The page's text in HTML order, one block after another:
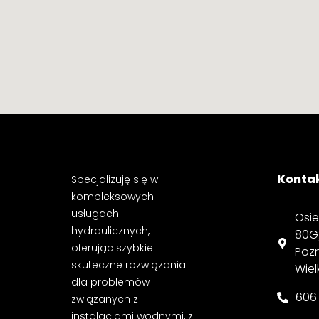
Specjalizuję się w
kompleksowych
usługach
hydraulicznych,
oferując szybkie i
skuteczne rozwiązania
dla problemów
związanych z
instalacjami wodnymi, z
606